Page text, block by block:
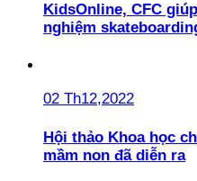
KidsOnline, CFC
nghiệm
02 Th12,2022
Hội thảo Khoa học
mầm non đã diễn ra